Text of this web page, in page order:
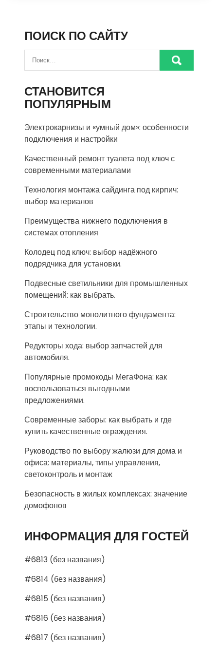
ПОИСК ПО САЙТУ
СТАНОВИТСЯ
ПОПУЛЯРНЫМ
Электрокарнизы и «умный дом»: особенности
подключения и настройки
Качественный ремонт туалета под ключ с
современными материалами
Технология монтажа сайдинга под кирпич:
выбор материалов
Преимущества нижнего подключения в
системах отопления
Колодец под ключ: выбор надёжного
подрядчика для установки.
Подвесные светильники для промышленных
помещений: как выбрать.
Строительство монолитного фундамента:
этапы и технологии.
Редукторы хода: выбор запчастей для
автомобиля.
Популярные промокоды МегаФона: как
воспользоваться выгодными
предложениями.
Современные заборы: как выбрать и где
купить качественные ограждения.
Руководство по выбору жалюзи для дома и
офиса: материалы, типы управления,
светоконтроль и монтаж
Безопасность в жилых комплексах: значение
домофонов
ИНФОРМАЦИЯ ДЛЯ ГОСТЕЙ
#6813 (без названия)
#6814 (без названия)
#6815 (без названия)
#6816 (без названия)
#6817 (без названия)